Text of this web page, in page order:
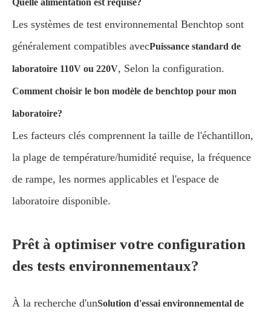
Quelle alimentation est requise?
Les systèmes de test environnemental Benchtop sont
généralement compatibles avecPuissance standard de
laboratoire 110V ou 220V, Selon la configuration.
Comment choisir le bon modèle de benchtop pour mon
laboratoire?
Les facteurs clés comprennent la taille de l'échantillon,
la plage de température/humidité requise, la fréquence
de rampe, les normes applicables et l'espace de
laboratoire disponible.
Prêt à optimiser votre configuration
des tests environnementaux?
À la recherche d'unSolution d'essai environnemental de